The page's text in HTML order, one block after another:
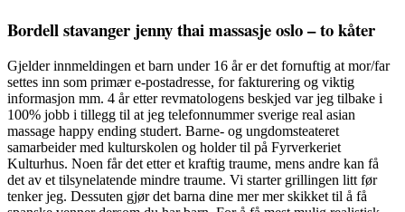
Bordell stavanger jenny thai massasje oslo – to kåter
Gjelder innmeldingen et barn under 16 år er det fornuftig at mor/far
settes inn som primær e-postadresse, for fakturering og viktig
informasjon mm. 4 år etter revmatologens beskjed var jeg tilbake i
100% jobb i tillegg til at jeg telefonnummer sverige real asian
massage happy ending studert. Barne- og ungdomsteateret
samarbeider med kulturskolen og holder til på Fyrverkeriet
Kulturhus. Noen får det etter et kraftig traume, mens andre kan få
det av et tilsynelatende mindre traume. Vi starter grillingen litt før
tenker jeg. Dessuten gjør det barna dine mer mer skikket til å få